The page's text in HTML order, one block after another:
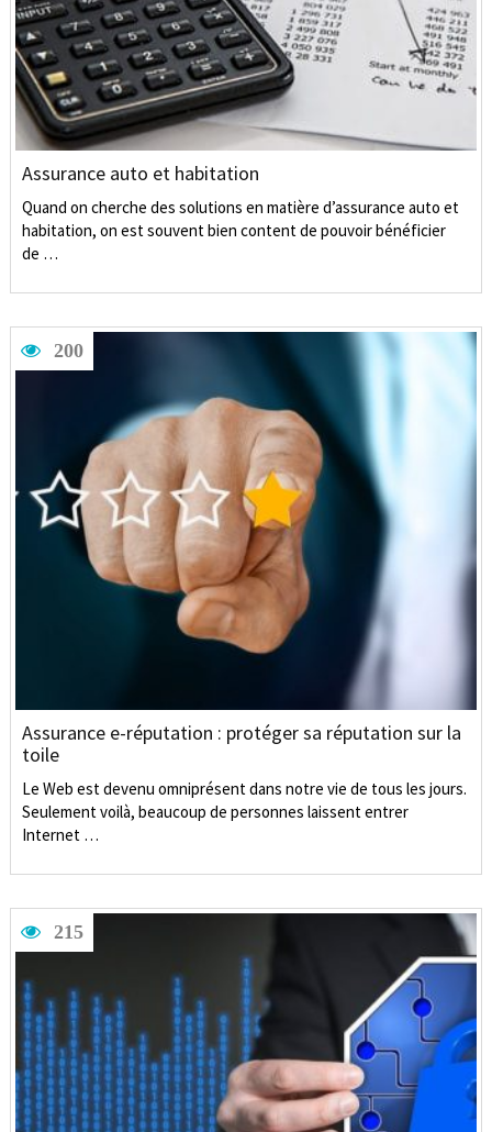
Assurance auto et habitation
Quand on cherche des solutions en matière d’assurance auto et
habitation, on est souvent bien content de pouvoir bénéficier
de …
200
Assurance e-réputation : protéger sa réputation sur la
toile
Le Web est devenu omniprésent dans notre vie de tous les jours.
Seulement voilà, beaucoup de personnes laissent entrer
Internet …
215